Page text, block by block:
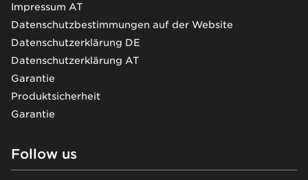
Impressum AT
Datenschutzbestimmungen auf der Website
Datenschutzerklärung DE
Datenschutzerklärung AT
Garantie
Produktsicherheit
Garantie
Follow us